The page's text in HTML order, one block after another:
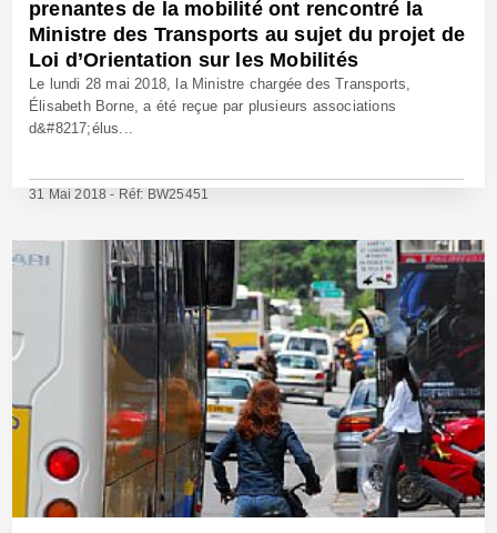
prenantes de la mobilité ont rencontré la
Ministre des Transports au sujet du projet de
Loi d’Orientation sur les Mobilités
Le lundi 28 mai 2018, la Ministre chargée des Transports,
Élisabeth Borne, a été reçue par plusieurs associations
d&#8217;élus...
31 Mai 2018 - Réf: BW25451